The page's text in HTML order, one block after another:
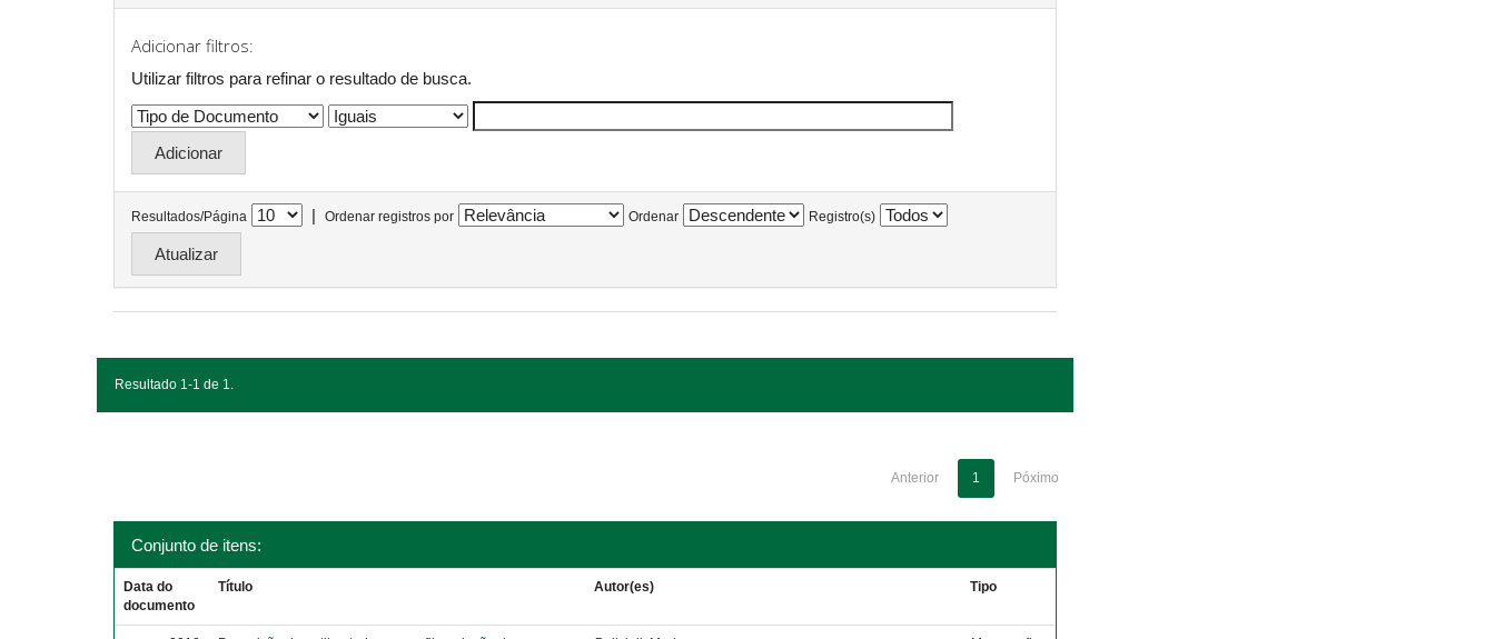
Adicionar filtros:
Utilizar filtros para refinar o resultado de busca.
Resultados/Página | Ordenar registros por Ordenar Registro(s)
Resultado 1-1 de 1.
Anterior 1 Póximo
Conjunto de itens:
Data do
documento
Título Autor(es) Tipo